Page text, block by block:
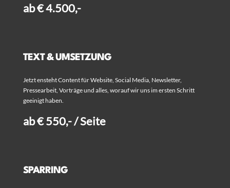
ab € 4.500,-
TEXT & UMSETZUNG
Jetzt ensteht Content für Website, Social Media, Newsletter,
Pressearbeit, Vorträge und alles, worauf wir uns im ersten Schritt
geeinigt haben.
ab € 550,- / Seite
SPARRING